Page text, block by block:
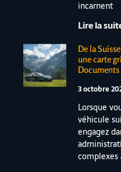
incarnent
Lire la
De la
une carte
3 octobre
Lorsque
véhicule
engagez
complexes